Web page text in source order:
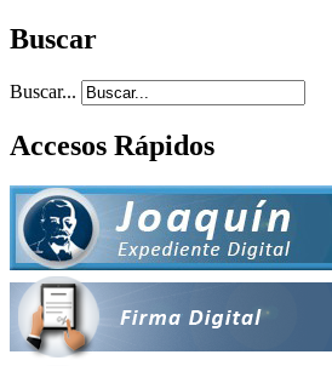
Buscar
Buscar...
Accesos Rápidos